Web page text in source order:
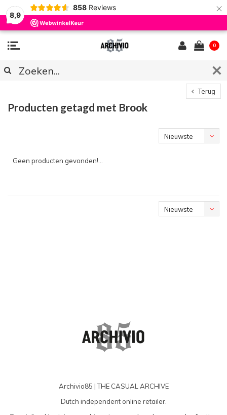
8,9
858 Reviews ×
0
Terug
Producten getagd met Brook
Nieuwste
Geen producten gevonden!...
Nieuwste
Archivio85 | THE CASUAL ARCHIVE
Dutch independent online retailer.